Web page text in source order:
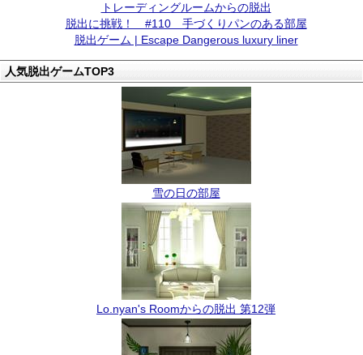
トレーディングルームからの脱出
脱出に挑戦！ #110 手づくりパンのある部屋
脱出ゲーム | Escape Dangerous luxury liner
人気脱出ゲームTOP3
雪の日の部屋
Lo.nyan's Roomからの脱出 第12弾